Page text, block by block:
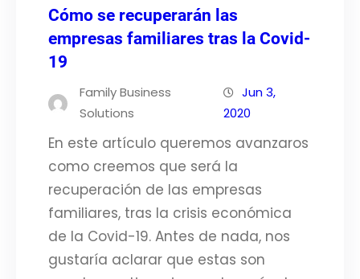
Cómo se recuperarán las
empresas familiares tras la Covid-
19
Family Business
Solutions
Jun 3,
2020
En este artículo queremos avanzaros
como creemos que será la
recuperación de las empresas
familiares, tras la crisis económica
de la Covid-19. Antes de nada, nos
gustaría aclarar que estas son